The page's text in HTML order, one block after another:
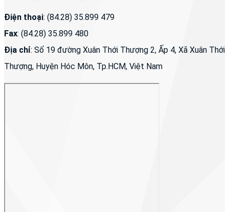
Điện thoại: (84.28) 35.899 479
Fax: (84.28) 35.899 480
Địa chỉ: Số 19 đường Xuân Thới Thượng 2, Ấp 4, Xã Xuân Thới
Thượng, Huyện Hóc Môn, Tp.HCM, Việt Nam